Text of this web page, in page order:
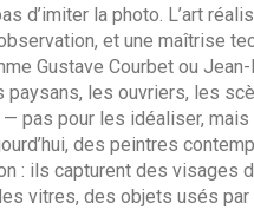
d’imiter la photo. L’art
et une maîtrise
Gustave Courbet ou
paysans, les ouvriers, les
pas pour les idéaliser, mais
des peintres
: ils capturent des visages
vitres, des objets usés par